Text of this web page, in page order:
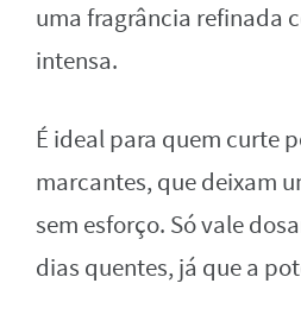
uma fragrância refinada
intensa.
É ideal para quem curte
marcantes, que deixam
sem esforço. Só vale
dias quentes, já que a